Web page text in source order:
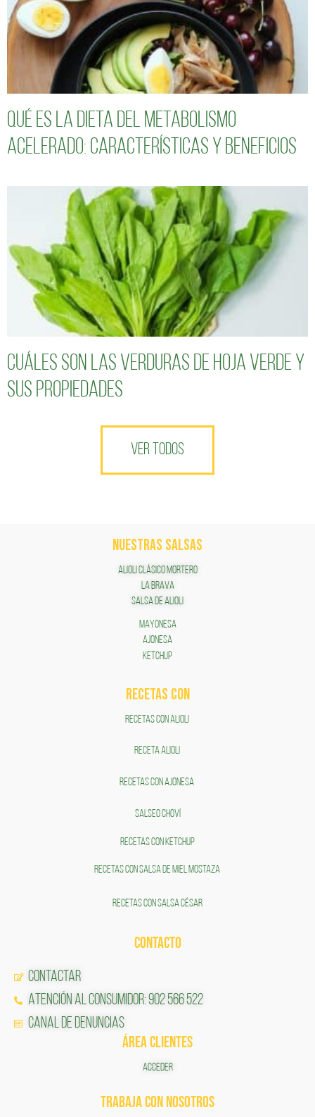
Qué es la dieta del metabolismo
acelerado: características y beneficios
Cuáles son las verduras de hoja verde y
sus propiedades
VER TODOS
NUESTRAS SALSAS
ALIOLI CLÁSICO MORTERO
LA BRAVA
SALSA DE ALIOLI
MAYONESA
AJONESA
KETCHUP
RECETAS COn
RECETAS CON ALIOLI
RECETA ALIOLI
RECETAS CON AJONESA
SALSEO CHOVÍ
RECETAS CON KETCHUP
RECETAS CON SALSA DE MIEL MOSTAZA
RECETAS CON SALSA CÉSAR
CONTACTO
Contactar
Atención al Consumidor: 902 566 522
Canal de Denuncias
ÁREA CLIENTES
ACCEDER
TRABAJA CON NOSOTROS